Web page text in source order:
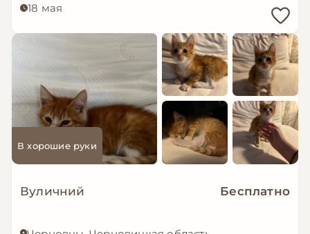
18 мая
В хорошие руки
Вуличний Бесплатно